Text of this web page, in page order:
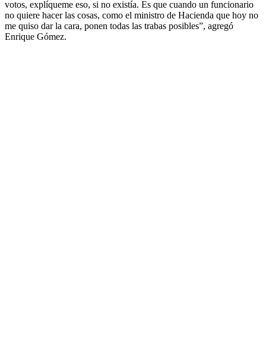
votos, explíqueme eso, si no existía. Es que cuando un funcionario
no quiere hacer las cosas, como el ministro de Hacienda que hoy no
me quiso dar la cara, ponen todas las trabas posibles”, agregó
Enrique Gómez.